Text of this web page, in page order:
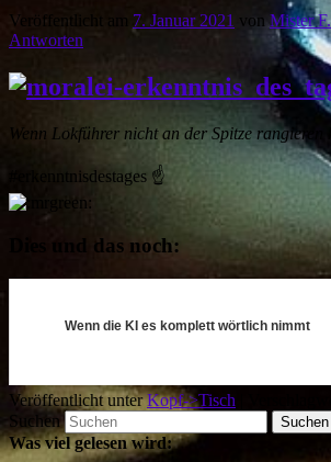
Veröffentlicht am 7. Januar 2021 vonMister F.
Antworten
Wenn Lokführer nicht an der Spitze
#erkenntnisdestages ☝️
Dies und das noch:
Wenn die KI es komplett wörtlich nimmt
Veröffentlicht unter Kopf->Tisch
Suchen
Was viel gelesen wird: